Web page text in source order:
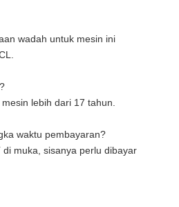
wadah untuk mesin ini
lebih dari 17 tahun.
waktu pembayaran?
muka, sisanya perlu dibayar